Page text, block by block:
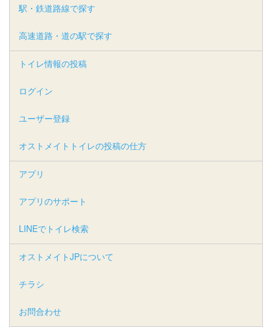
駅・鉄道路線で探す
高速道路・道の駅で探す
トイレ情報の投稿
ログイン
ユーザー登録
オストメイトトイレの投稿の仕方
アプリ
アプリのサポート
LINEでトイレ検索
オストメイトJPについて
チラシ
お問合わせ